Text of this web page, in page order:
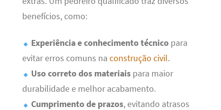
benefícios, como:
Experiência e conhecimento técnicopara
evitar erros comuns na construção civil.
Uso correto dos materiaispara maior
durabilidade e melhor acabamento.
Cumprimento de prazos, evitando atrasos